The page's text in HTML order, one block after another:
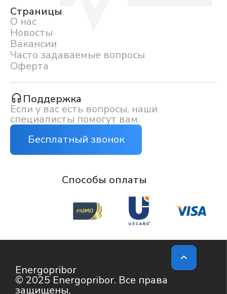
Страницы
О нас
Новосты
Вакансии
Часто задаваемые вопросы
Оферта
Поддержка
Если у вас есть вопросы, наши
специалисты помогут вам.
Бесплатный звонок
Способы оплаты
Energopribor
© 2025 Energopribor. Все права
защищены.